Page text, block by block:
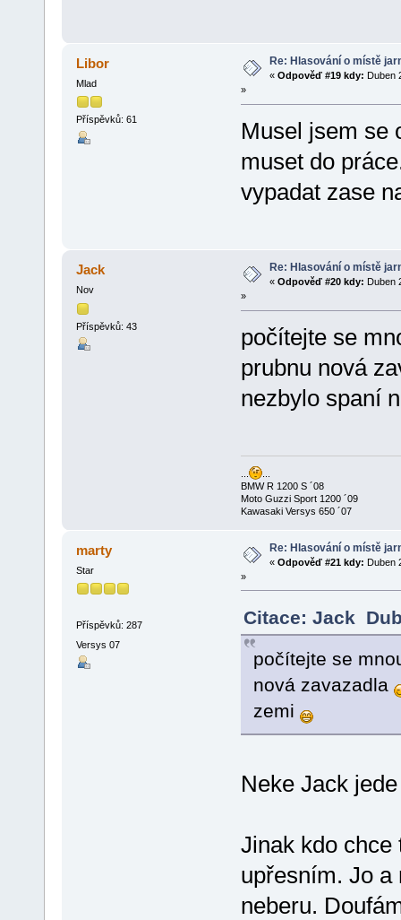
Libor
Mlad
Příspěvků: 61
Re: Hlasování o místě
« Odpověď #19 kdy: Duben
»
Musel jsem se
muset do
vypadat zase
Jack
Nov
Příspěvků: 43
Re: Hlasování o místě
« Odpověď #20 kdy: Duben
»
počítejte se
prubnu nová
nezbylo spaní
...
BMW R 1200 S ´08
Moto Guzzi Sport 1200 ´09
Kawasaki Versys 650 ´07
marty
Star
Příspěvků: 287
Versys 07
Re: Hlasování o místě
« Odpověď #21 kdy: Duben
»
Citace: Jack
počítejte se
nová zavazadla
zemi
Neke Jack
Jinak kdo chce
upřesním. Jo a
neberu.